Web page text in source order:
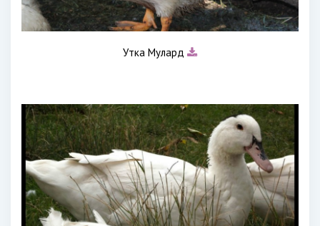
Утка Мулард